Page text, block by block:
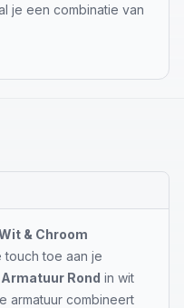
je een combinatie van
& Chroom
toe aan je
Armatuur Rond in wit
armatuur combineert